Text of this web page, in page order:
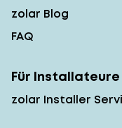
zolar Blog
FAQ
Für Installateure
zolar Installer